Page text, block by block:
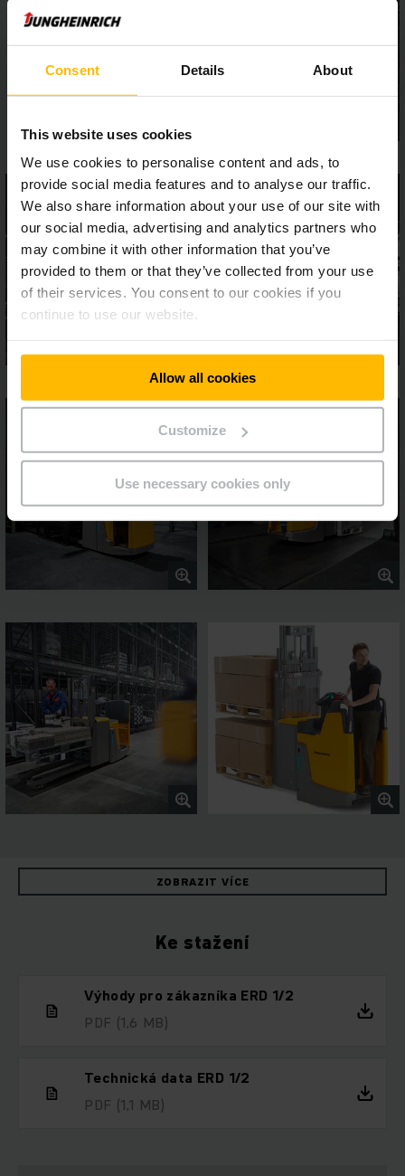
Consent Details About
This website uses cookies
We use cookies to personalise content and ads, to
provide social media features and to analyse our traffic.
We also share information about your use of our site with
our social media, advertising and analytics partners who
may combine it with other information that you’ve
provided to them or that they’ve collected from your use
of their services. You consent to our cookies if you
continue to use our website.
Allow all cookies
Customize
Use necessary cookies only
olověného akumulátoru s dlouhou životností nebo na přání z
ZOBRAZIT VÍCE
Ke stažení
Výhody pro zákazníka ERD 1/2
PDF (1,6 MB)
Technická data ERD 1/2
PDF (1,1 MB)